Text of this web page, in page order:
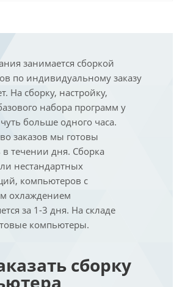
занимается сборкой
по индивидуальному заказу
На сборку, настройку,
набора программ у
больше одного часа.
заказов мы готовы
течении дня. Сборка
нестандартных
компьютеров с
охлаждением
за 1-3 дня. На складе
компьютеры.
сборку